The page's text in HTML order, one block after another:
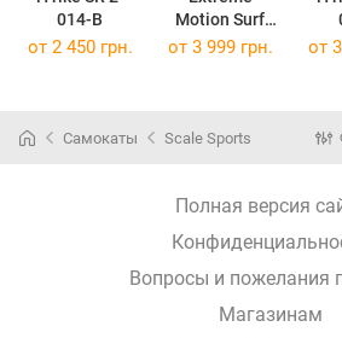
014-B
Motion Surf
SK2440
от 2 450 грн. от 3 999 грн. от
Самокаты Scale Sports
Полная версия
Вопросы и пожелания
Магазинам